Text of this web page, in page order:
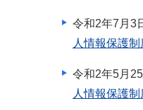
令和2年7⽉3
人情報保護
令和2年5⽉25
人情報保護